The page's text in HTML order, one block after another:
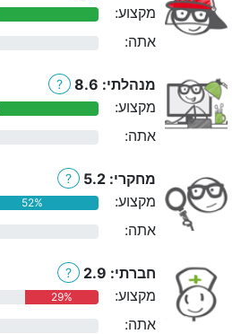
מקצוע:
אתה:
מנהלתי: 8.6 ?
מקצוע:
אתה:
מחקרי: 5.2 ?
מקצוע: 52%
אתה:
חברתי: 2.9 ?
מקצוע: 29%
אתה: